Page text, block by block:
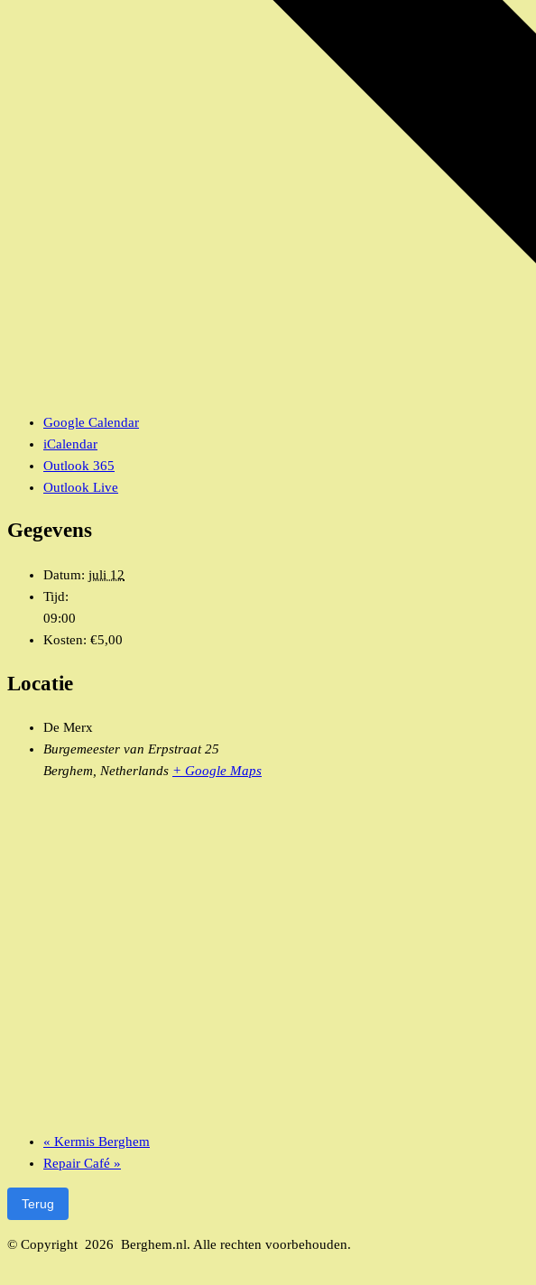
Google Calendar
iCalendar
Outlook 365
Outlook Live
Gegevens
Datum: juli 12
Tijd:
09:00
Kosten: €5,00
Locatie
De Merx
Burgemeester van Erpstraat 25
Berghem
Netherlands + Google Maps
« Kermis Berghem
Repair Café »
Terug
© Copyright 2026 Berghem.nl. Alle rechten voorbehouden.